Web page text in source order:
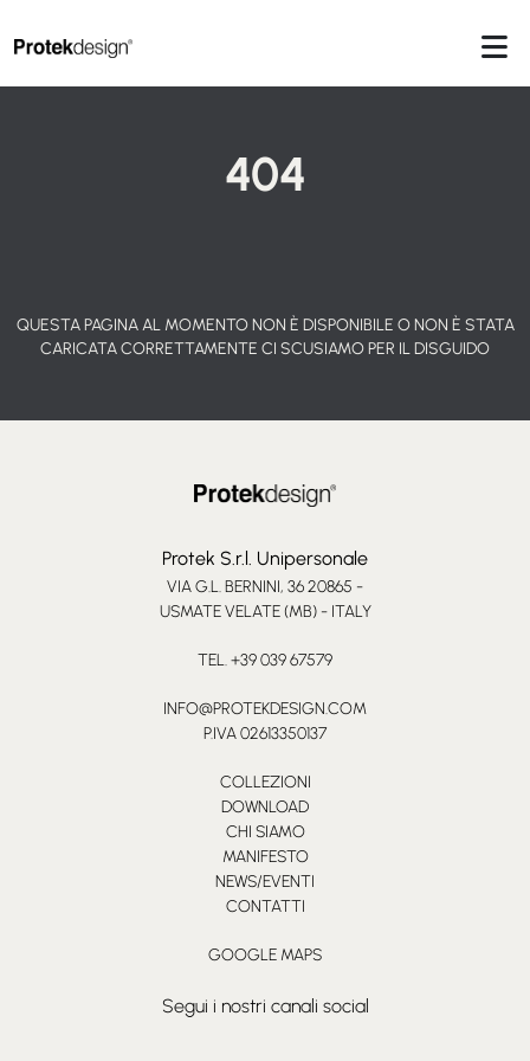
404
QUESTA PAGINA AL MOMENTO NON È DISPONIBILE O NON È STATA
CARICATA CORRETTAMENTE CI SCUSIAMO PER IL DISGUIDO
Protek S.r.l. Unipersonale
VIA G.L. BERNINI, 36 20865 -
USMATE VELATE (MB) - ITALY
TEL. +39 039 67579
INFO@PROTEKDESIGN.COM
P.IVA 02613350137
COLLEZIONI
DOWNLOAD
CHI SIAMO
MANIFESTO
NEWS/EVENTI
CONTATTI
GOOGLE MAPS
Segui i nostri canali social